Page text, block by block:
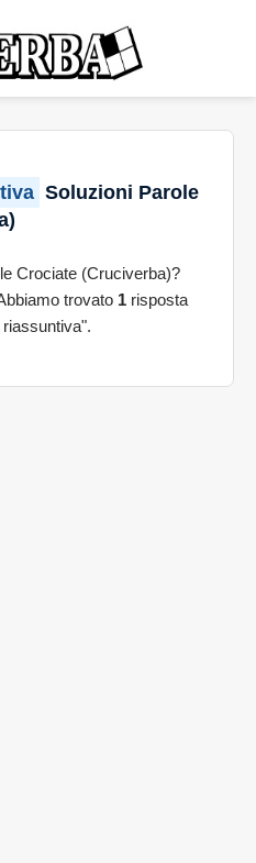
Soluzioni Parole
Crociate (Cruciverba)?
trovato 1 risposta